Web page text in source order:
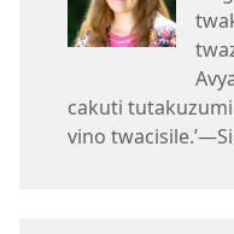
cakuti
vino